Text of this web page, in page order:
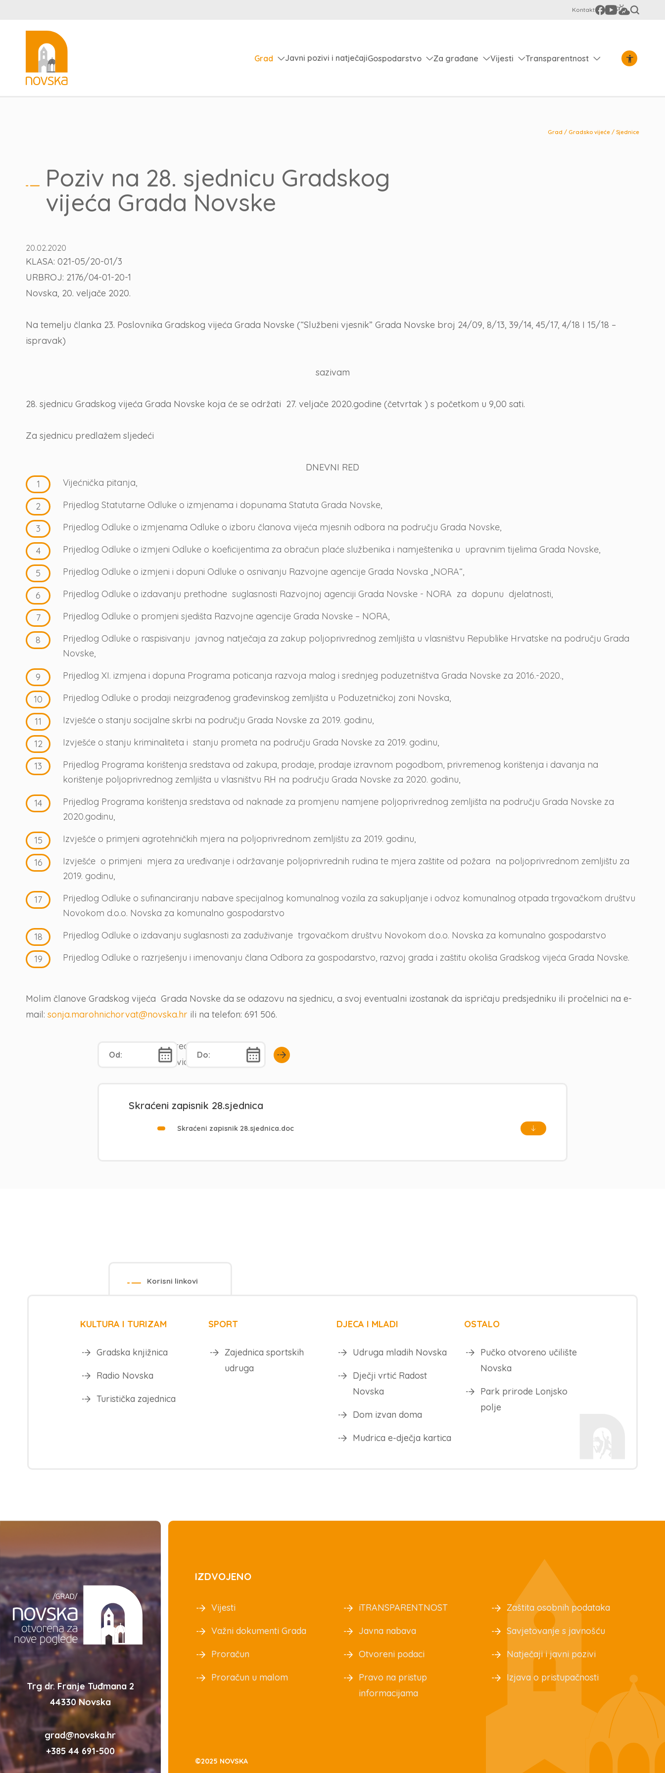
Kontakt
Grad Javni pozivi i natječajiGospodarstvo Za građane Vijesti Transparentnost
Grad / Gradsko vijeće / Sjednice
Poziv na 28. sjednicu Gradskog
vijeća Grada Novske
20.02.2020
KLASA: 021-05/20-01/3
URBROJ: 2176/04-01-20-1
Novska, 20. veljače 2020.
Na temelju članka 23. Poslovnika Gradskog vijeća Grada Novske (“Službeni vjesnik” Grada Novske broj 24/09, 8/13, 39/14, 45/17, 4/18 I 15/18 –
ispravak)
sazivam
28. sjednicu Gradskog vijeća Grada Novske koja će se održati 27. veljače 2020.godine (četvrtak ) s početkom u 9,00 sati.
Za sjednicu predlažem sljedeći
DNEVNI RED
Vijećnička pitanja,
Prijedlog Statutarne Odluke o izmjenama i dopunama Statuta Grada Novske,
Prijedlog Odluke o izmjenama Odluke o izboru članova vijeća mjesnih odbora na području Grada Novske,
Prijedlog Odluke o izmjeni Odluke o koeficijentima za obračun plaće službenika i namještenika u upravnim tijelima Grada Novske,
Prijedlog Odluke o izmjeni i dopuni Odluke o osnivanju Razvojne agencije Grada Novska „NORA“,
Prijedlog Odluke o izdavanju prethodne suglasnosti Razvojnoj agenciji Grada Novske - NORA za dopunu djelatnosti,
Prijedlog Odluke o promjeni sjedišta Razvojne agencije Grada Novske – NORA,
Prijedlog Odluke o raspisivanju javnog natječaja za zakup poljoprivrednog zemljišta u vlasništvu Republike Hrvatske na području Grada
Novske,
Prijedlog XI. izmjena i dopuna Programa poticanja razvoja malog i srednjeg poduzetništva Grada Novske za 2016.-2020.,
Prijedlog Odluke o prodaji neizgrađenog građevinskog zemljišta u Poduzetničkoj zoni Novska,
Izvješće o stanju socijalne skrbi na području Grada Novske za 2019. godinu,
Izvješće o stanju kriminaliteta i stanju prometa na području Grada Novske za 2019. godinu,
Prijedlog Programa korištenja sredstava od zakupa, prodaje, prodaje izravnom pogodbom, privremenog korištenja i davanja na
korištenje poljoprivrednog zemljišta u vlasništvu RH na području Grada Novske za 2020. godinu,
Prijedlog Programa korištenja sredstava od naknade za promjenu namjene poljoprivrednog zemljišta na području Grada Novske za
2020.godinu,
Izvješće o primjeni agrotehničkih mjera na poljoprivrednom zemljištu za 2019. godinu,
Izvješće o primjeni mjera za uređivanje i održavanje poljoprivrednih rudina te mjera zaštite od požara na poljoprivrednom zemljištu za
2019. godinu,
Prijedlog Odluke o sufinanciranju nabave specijalnog komunalnog vozila za sakupljanje i odvoz komunalnog otpada trgovačkom društvu
Novokom d.o.o. Novska za komunalno gospodarstvo
Prijedlog Odluke o izdavanju suglasnosti za zaduživanje trgovačkom društvu Novokom d.o.o. Novska za komunalno gospodarstvo
Prijedlog Odluke o razrješenju i imenovanju člana Odbora za gospodarstvo, razvoj grada i zaštitu okoliša Gradskog vijeća Grada Novske.
Molim članove Gradskog vijeća Grada Novske da se odazovu na sjednicu, a svoj eventualni izostanak da ispričaju predsjedniku ili pročelnici na e-
mail: sonja.marohnichorvat@novska.hr ili na telefon: 691 506.
Predsjednik
Ivica Vulić
Skraćeni zapisnik 28.sjednica
Skraćeni zapisnik 28.sjednica.doc
Korisni linkovi
KULTURA I TURIZAM
Gradska knjižnica
Radio Novska
Turistička zajednica
SPORT
Zajednica sportskih
udruga
DJECA I MLADI
Udruga mladih Novska
Dječji vrtić Radost
Novska
Dom izvan doma
Mudrica e-dječja kartica
OSTALO
Pučko otvoreno učilište
Novska
Park prirode Lonjsko
polje
Trg dr. Franje Tuđmana 2
44330 Novska
grad@novska.hr
+385 44 691-500
IZDVOJENO
Vijesti
Važni dokumenti Grada
Proračun
Proračun u malom
iTRANSPARENTNOST
Javna nabava
Otvoreni podaci
Pravo na pristup
informacijama
Zaštita osobnih podataka
Savjetovanje s javnošću
Natječaji i javni pozivi
Izjava o pristupačnosti
©2025 NOVSKA